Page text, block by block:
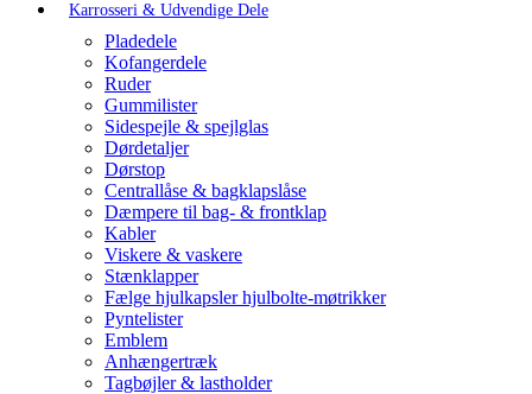
Karrosseri & Udvendige Dele
Pladedele
Kofangerdele
Ruder
Gummilister
Sidespejle & spejlglas
Dørdetaljer
Dørstop
Centrallåse & bagklapslåse
Dæmpere til bag- & frontklap
Kabler
Viskere & vaskere
Stænklapper
Fælge hjulkapsler hjulbolte-møtrikker
Pyntelister
Emblem
Anhængertræk
Tagbøjler & lastholder